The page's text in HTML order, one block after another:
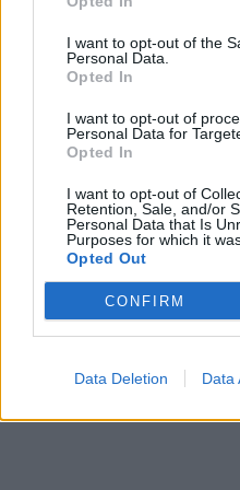
I want to opt-out of the
Personal Data.
Opted In
I want to opt-out of
Personal Data for
Opted In
I want to opt-out of
Retention, Sale, and/or
Personal Data that Is
Purposes for which it
Opted Out
CONFIRM
Data Deletion Data